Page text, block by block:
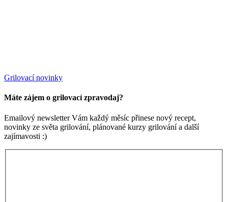
Grilovací novinky
Máte zájem o grilovací zpravodaj?
Emailový newsletter Vám každý měsíc přinese nový recept,
novinky ze světa grilování, plánované kurzy grilování a další
zajímavosti :)